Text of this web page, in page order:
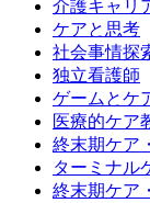
介護キャリ
ケアと思考
社会事情探
独立看護師
ゲームとケ
医療的ケア
終末期ケア
ターミナル
終末期ケア